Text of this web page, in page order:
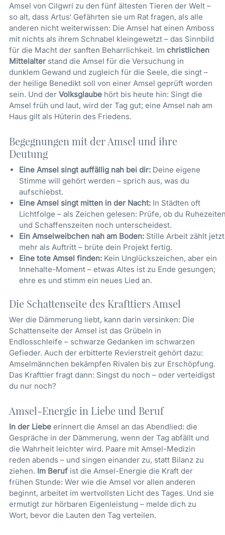
Amsel von Cilgwri zu den fünf ältesten Tieren der Welt –
so alt, dass Artus‘ Gefährten sie um Rat fragen, als alle
anderen nicht weiterwissen: Die Amsel hat einen Amboss
mit nichts als ihrem Schnabel kleingewetzt – das Sinnbild
für die Macht der sanften Beharrlichkeit. Im christlichen
Mittelalter stand die Amsel für die Versuchung in
dunklem Gewand und zugleich für die Seele, die singt –
der heilige Benedikt soll von einer Amsel geprüft worden
sein. Und der Volksglaube hört bis heute hin: Singt die
Amsel früh und laut, wird der Tag gut; eine Amsel nah am
Haus gilt als Hüterin des Friedens.
Begegnungen mit der Amsel und ihre
Deutung
Eine Amsel singt auffällig nah bei dir: Deine eigene
Stimme will gehört werden – sprich aus, was du
aufschiebst.
Eine Amsel singt mitten in der Nacht: In Städten oft
Lichtfolge – als Zeichen gelesen: Prüfe, ob du
und Schaffenszeiten noch unterscheidest.
Ein Amselweibchen nah am Boden: Stille Arbeit zählt jetzt
mehr als Auftritt – brüte dein Projekt fertig.
Eine tote Amsel finden: Kein Unglückszeichen, aber ein
Innehalte-Moment – etwas Altes ist zu Ende gesungen;
ehre es und stimm ein neues Lied an.
Die Schattenseite des Krafttiers Amsel
Wer die Dämmerung liebt, kann darin versinken: Die
Schattenseite der Amsel ist das Grübeln in
Endlosschleife – schwarze Gedanken im schwarzen
Gefieder. Auch der erbitterte Revierstreit gehört dazu:
Amselmännchen bekämpfen Rivalen bis zur Erschöpfung.
Das Krafttier fragt dann: Singst du noch – oder verteidigst
du nur noch?
Amsel-Energie in Liebe und Beruf
In der Liebe erinnert die Amsel an das Abendlied: die
Gespräche in der Dämmerung, wenn der Tag abfällt und
die Wahrheit leichter wird. Paare mit Amsel-Medizin
reden abends – und singen einander zu, statt Bilanz zu
ziehen. Im Beruf ist die Amsel-Energie die Kraft der
frühen Stunde: Wer wie die Amsel vor allen anderen
beginnt, arbeitet im wertvollsten Licht des Tages. Und sie
ermutigt zur hörbaren Eigenleistung – melde dich zu
Wort, bevor die Lauten den Tag verteilen.